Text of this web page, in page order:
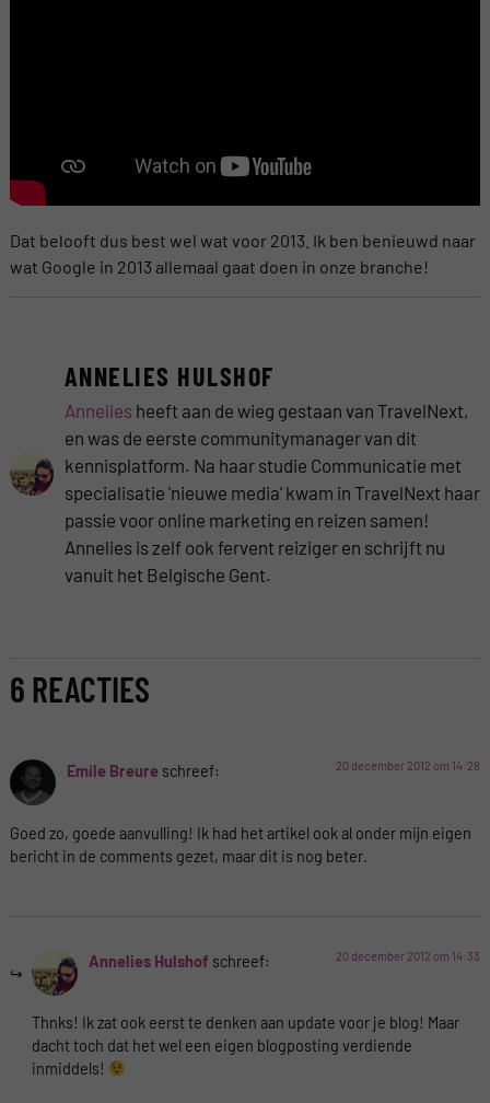
Dat belooft dus best wel wat voor 2013. Ik ben benieuwd naar
wat Google in 2013 allemaal gaat doen in onze branche!
ANNELIES HULSHOF
Annelies heeft aan de wieg gestaan van TravelNext,
en was de eerste communitymanager van dit
kennisplatform. Na haar studie Communicatie met
specialisatie 'nieuwe media' kwam in TravelNext haar
passie voor online marketing en reizen samen!
Annelies is zelf ook fervent reiziger en schrijft nu
vanuit het Belgische Gent.
6 REACTIES
Emile Breure schreef: 20 december 2012 om 14:28
Goed zo, goede aanvulling! Ik had het artikel ook al onder mijn eigen
bericht in de comments gezet, maar dit is nog beter.
Annelies Hulshof schreef: 20 december 2012 om 14:33
Thnks! Ik zat ook eerst te denken aan update voor je blog! Maar
dacht toch dat het wel een eigen blogposting verdiende
inmiddels!